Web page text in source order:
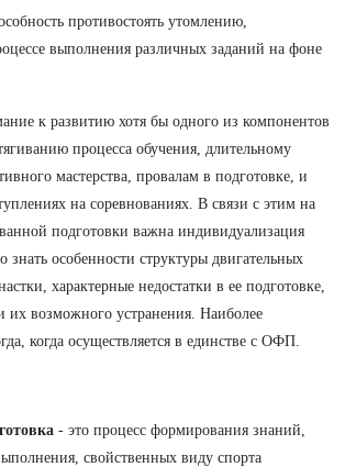
противостоять утомлению,
выполнения различных заданий на фоне
к развитию хотя бы одного из компонентов
процесса обучения, длительному
мастерства, провалам в подготовке, и
на соревнованиях. В связи с этим на
подготовки важна индивидуализация
особенности структуры двигательных
характерные недостатки в ее подготовке,
их возможного устранения. Наиболее
когда осуществляется в единстве с ОФП.
- это процесс формирования знаний,
свойственных виду спорта